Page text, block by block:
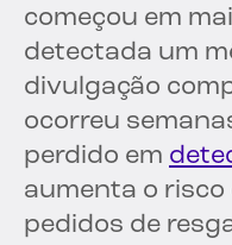
começou em
detectada um
divulgação
ocorreu
perdido em
aumenta o risco
pedidos de